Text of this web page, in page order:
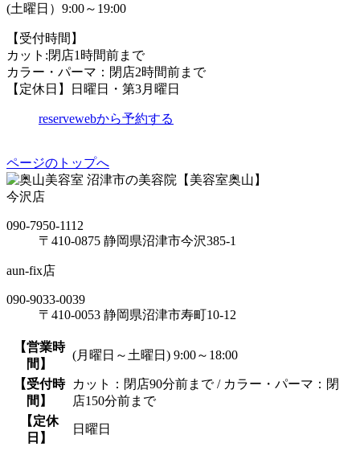
(土曜日）9:00～19:00
【受付時間】
カット:閉店1時間前まで
カラー・パーマ：閉店2時間前まで
【定休日】日曜日・第3月曜日
reservewebから予約する
ページのトップへ
沼津市の美容院【美容室奥山】
今沢店
090-7950-1112
〒410-0875 静岡県沼津市今沢385-1
aun-fix店
090-9033-0039
〒410-0053 静岡県沼津市寿町10-12
【営業時
間】
(月曜日～土曜日) 9:00～18:00
【受付時
間】
カット：閉店90分前まで / カラー・パーマ：閉
店150分前まで
【定休
日】
日曜日